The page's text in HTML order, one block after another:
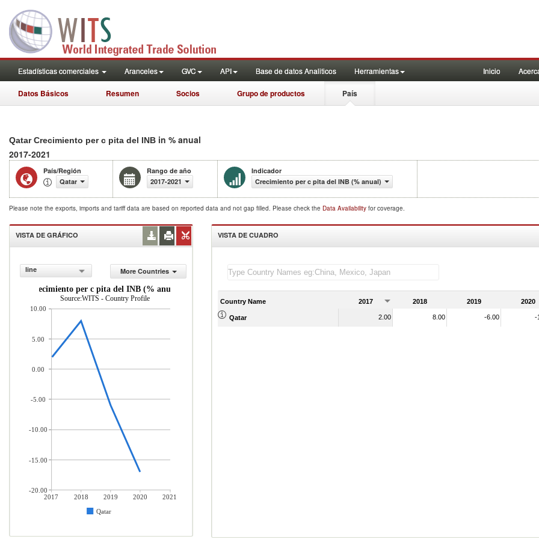
Estadísticas comerciales Aranceles GVC API Base de datos Analiticos Herramientas Inicio
Datos Básicos Resumen Socios Grupo de productos País
Qatar Crecimiento per c pita del INB in % anual
2017-2021
País/Región
Qatar
Rango de año
2017-2021
Indicador
Crecimiento per c pita del INB (% anual)
Please note the exports, imports and tariff data are based on reported data and not gap filled. Please check the Data Availability for coverage.
VISTA DE GRÁFICO
line
More Countries
Crecimiento per c pita del INB (% anual)
Source:WITS - Country Profile
2017 2018 2019 2020
2021
Qatar
10.00
5.00
0.00
-5.00
-10.00
-15.00
-20.00
VISTA DE CUADRO
Country Name 2017 2018 2019 2020
Qatar 2.00 8.00 -6.00 -